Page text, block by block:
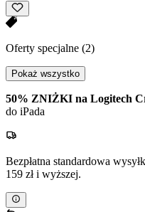
Oferty specjalne (2)
Pokaż wszystko
50% ZNIŻKI na Logitech
do iPada
Bezpłatna standardowa
159 zł i wyższej.